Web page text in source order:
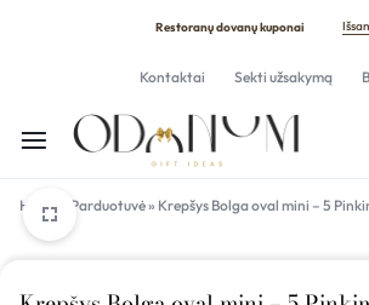
Restoranų dovanų kuponai
Kontaktai Sekti užsakymą
Home Parduotuvė» Krepšys Bolga oval mini – 5